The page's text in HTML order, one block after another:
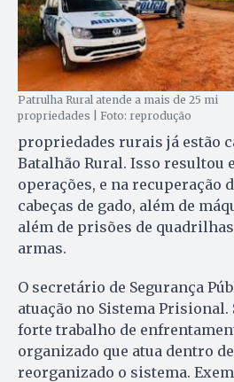
Patrulha Rural atende a mais de 25 mi
propriedades | Foto: reprodução
propriedades rurais já estão
Batalhão Rural. Isso resultou
operações, e na recuperação
cabeças de gado, além de
além de prisões de
armas.
O secretário de Segurança
atuação no Sistema Prisional.
forte trabalho de
organizado que atua dentro
reorganizado o sistema.